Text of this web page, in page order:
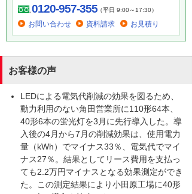
0120-957-355（平日 9:00～17:30）
お問い合わせ 資料請求 お見積り
お客様の声
LEDによる電気代削減の効果を図るため、
動力利用のない角田営業所に110形64本、
40形6本の蛍光灯を3月に先行導入した。導
入後の4月から7月の削減効果は、使用電力
量（kWh）でマイナス33％、電気代でマイ
ナス27％。結果としてリース費用を支払っ
ても2.2万円マイナスとなる効果測定ができ
た。この測定結果により小田原工場に40形